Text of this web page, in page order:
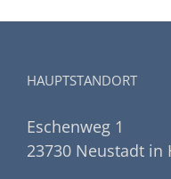
HAUPTSTANDORT
Eschenweg 1
23730 Neustadt in